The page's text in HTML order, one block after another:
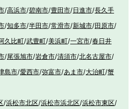
/高浜市/碧南市/豊田市/日進市/長久手
/知多市/半田市/常滑市/新城市/田原市/
久比町/武豊町/美浜町/一宮市/春日井
/尾張旭市/岩倉市/清須市/北名古屋市/
島市/愛西市/弥富市/あま市/大治町/蟹
/浜松市北区/浜松市浜北区/浜松市東区/